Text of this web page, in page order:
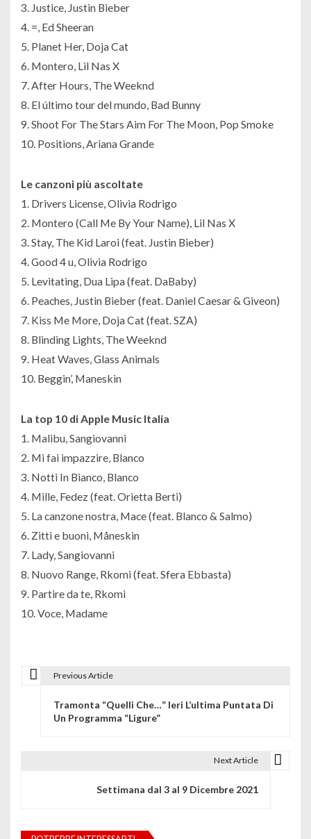
3. Justice, Justin Bieber
4. =, Ed Sheeran
5. Planet Her, Doja Cat
6. Montero, Lil Nas X
7. After Hours, The Weeknd
8. El último tour del mundo, Bad Bunny
9. Shoot For The Stars Aim For The Moon, Pop Smoke
10. Positions, Ariana Grande
Le canzoni più ascoltate
1. Drivers License, Olivia Rodrigo
2. Montero (Call Me By Your Name), Lil Nas X
3. Stay, The Kid Laroi (feat. Justin Bieber)
4. Good 4 u, Olivia Rodrigo
5. Levitating, Dua Lipa (feat. DaBaby)
6. Peaches, Justin Bieber (feat. Daniel Caesar & Giveon)
7. Kiss Me More, Doja Cat (feat. SZA)
8. Blinding Lights, The Weeknd
9. Heat Waves, Glass Animals
10. Beggin’, Maneskin
La top 10 di Apple Music Italia
1. Malibu, Sangiovanni
2. Mi fai impazzire, Blanco
3. Notti In Bianco, Blanco
4. Mille, Fedez (feat. Orietta Berti)
5. La canzone nostra, Mace (feat. Blanco & Salmo)
6. Zitti e buoni, Måneskin
7. Lady, Sangiovanni
8. Nuovo Range, Rkomi (feat. Sfera Ebbasta)
9. Partire da te, Rkomi
10. Voce, Madame
Previous Article
Tramonta “Quelli Che…” Ieri L’ultima Puntata Di
Un Programma “Ligure”
Next Article
Settimana dal 3 al 9 Dicembre 2021